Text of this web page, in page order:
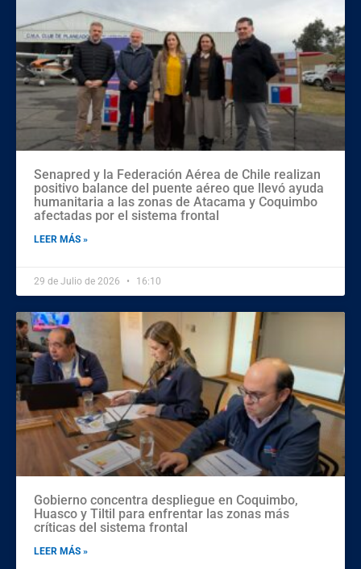
Senapred y la Federación Aérea de Chile realizan
positivo balance del puente aéreo que llevó ayuda
humanitaria a las zonas de Atacama y Coquimbo
afectadas por el sistema frontal
LEER MÁS »
29 de Julio de 2026 16:10
Gobierno concentra despliegue en Coquimbo,
Huasco y Tiltil para enfrentar las zonas más
críticas del sistema frontal
LEER MÁS »